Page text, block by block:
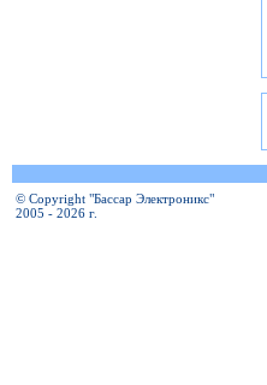
© Copyright "Бассар Электроникс"
2005 - 2026 г.